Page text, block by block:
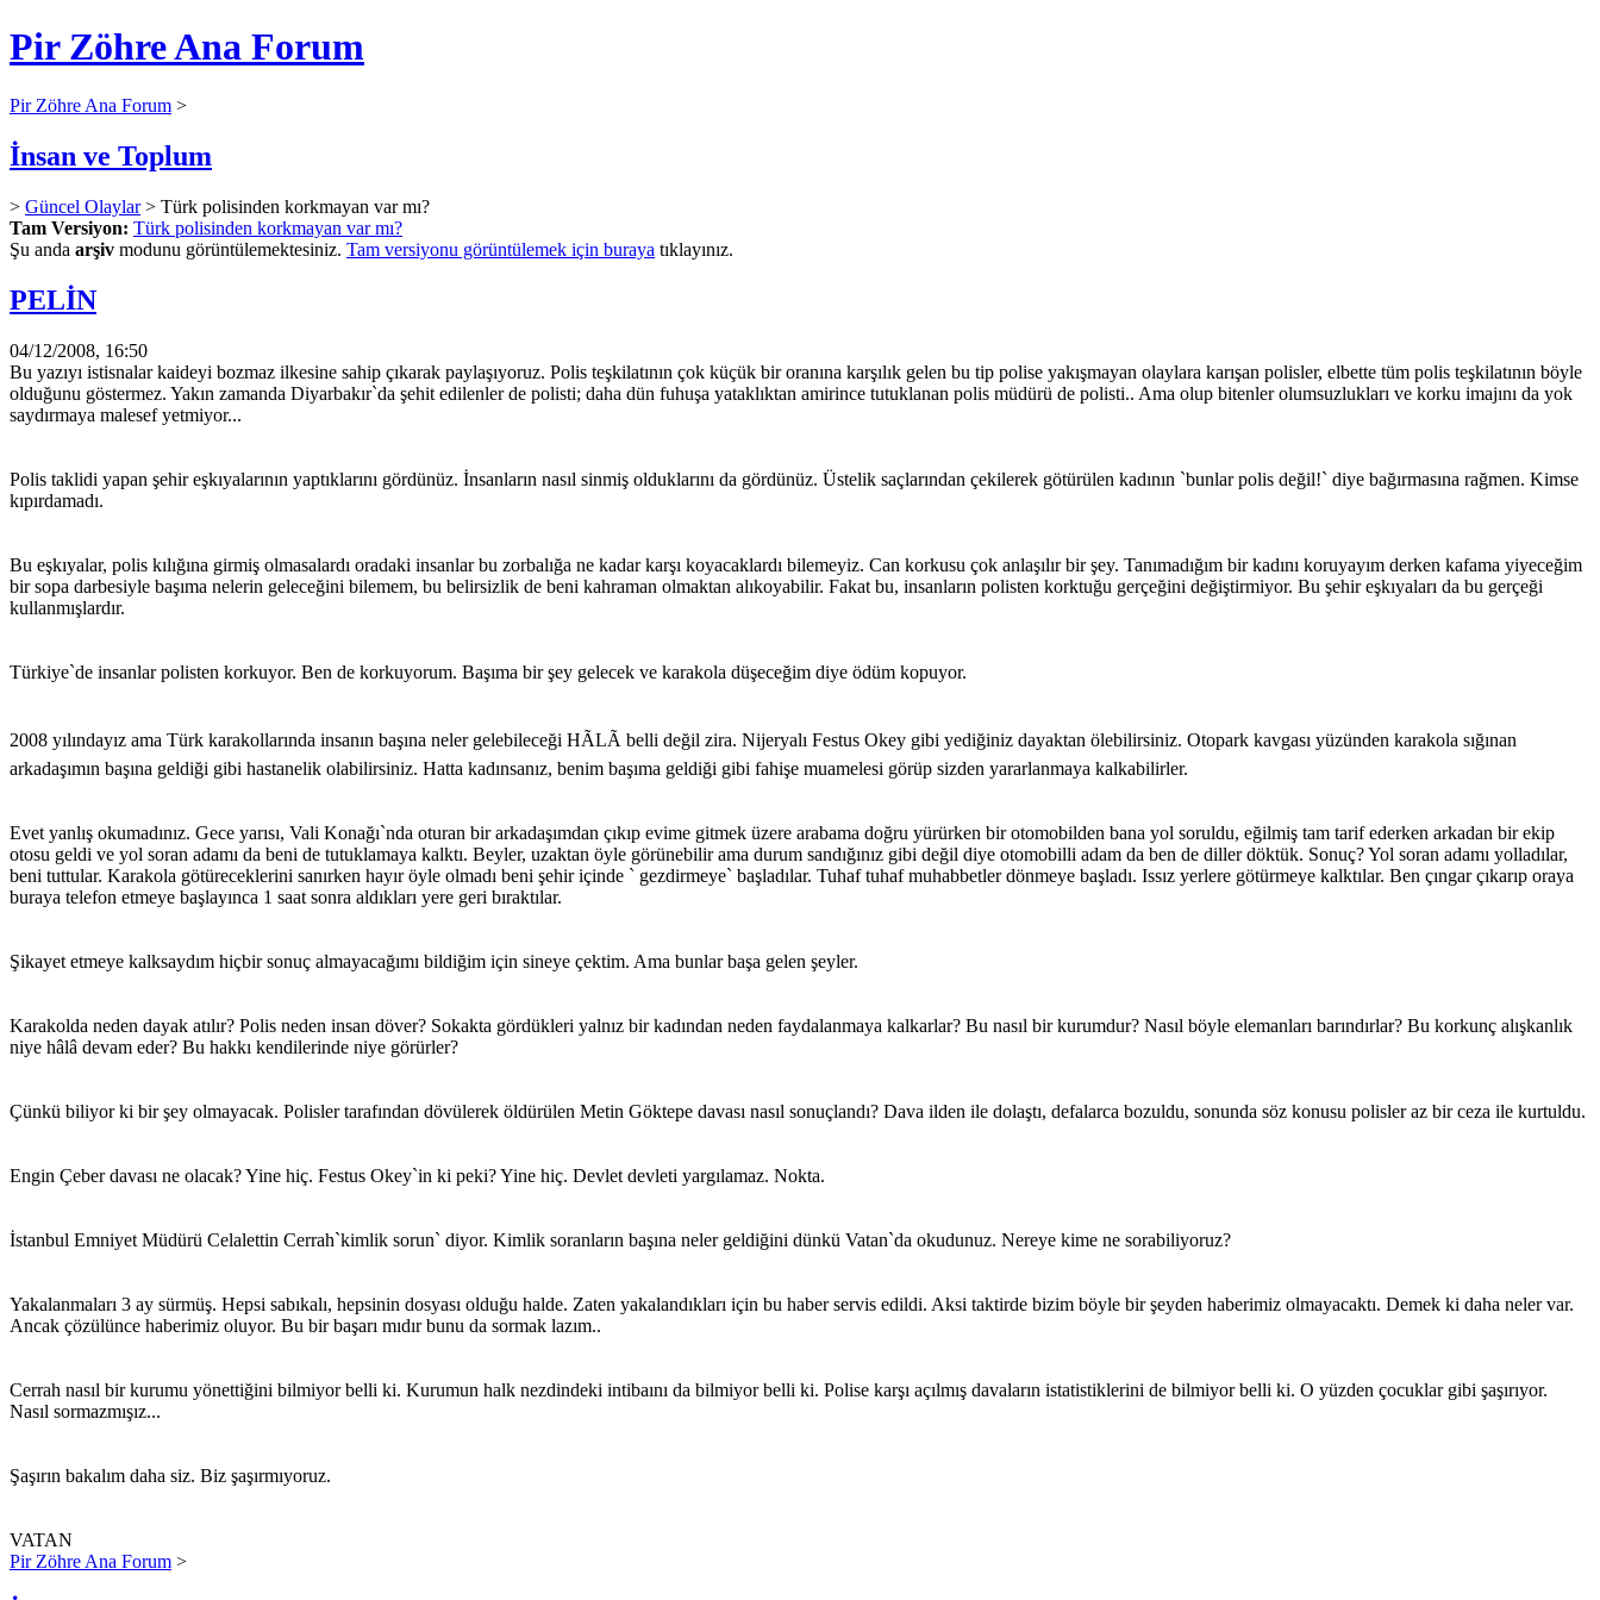
Pir Zöhre Ana Forum
Pir Zöhre Ana Forum >
İnsan ve Toplum
> Güncel Olaylar> Türk polisinden korkmayan var mı?
Tam Versiyon: Türk polisinden korkmayan var mı?
Şu anda arşiv modunu görüntülemektesiniz. Tam versiyonu görüntülemek için buraya tıklayınız.
PELİN
04/12/2008, 16:50
Bu yazıyı istisnalar kaideyi bozmaz ilkesine sahip çıkarak paylaşıyoruz. Polis teşkilatının çok küçük bir oranına karşılık gelen bu tip polise yakışmayan olaylara karışan polisler, elbette tüm polis teşkilatının böyle
olduğunu göstermez. Yakın zamanda Diyarbakır`da şehit edilenler de polisti; daha dün fuhuşa yataklıktan amirince tutuklanan polis müdürü de polisti.. Ama olup bitenler olumsuzlukları ve korku imajını da yok
saydırmaya malesef yetmiyor...
Polis taklidi yapan şehir eşkıyalarının yaptıklarını gördünüz. İnsanların nasıl sinmiş olduklarını da gördünüz. Üstelik saçlarından çekilerek götürülen kadının `bunlar polis değil!` diye bağırmasına rağmen. Kimse
kıpırdamadı.
Bu eşkıyalar, polis kılığına girmiş olmasalardı oradaki insanlar bu zorbalığa ne kadar karşı koyacaklardı bilemeyiz. Can korkusu çok anlaşılır bir şey. Tanımadığım bir kadını koruyayım derken kafama yiyeceğim
bir sopa darbesiyle başıma nelerin geleceğini bilemem, bu belirsizlik de beni kahraman olmaktan alıkoyabilir. Fakat bu, insanların polisten korktuğu gerçeğini değiştirmiyor. Bu şehir eşkıyaları da bu gerçeği
kullanmışlardır.
Türkiye`de insanlar polisten korkuyor. Ben de korkuyorum. Başıma bir şey gelecek ve karakola düşeceğim diye ödüm kopuyor.
2008 yılındayız ama Türk karakollarında insanın başına neler gelebileceği HÃLÃ belli değil zira. Nijeryalı Festus Okey gibi yediğiniz dayaktan ölebilirsiniz. Otopark kavgası yüzünden karakola sığınan
arkadaşımın başına geldiği gibi hastanelik olabilirsiniz. Hatta kadınsanız, benim başıma geldiği gibi fahişe muamelesi görüp sizden yararlanmaya kalkabilirler.
Evet yanlış okumadınız. Gece yarısı, Vali Konağı`nda oturan bir arkadaşımdan çıkıp evime gitmek üzere arabama doğru yürürken bir otomobilden bana yol soruldu, eğilmiş tam tarif ederken arkadan bir ekip
otosu geldi ve yol soran adamı da beni de tutuklamaya kalktı. Beyler, uzaktan öyle görünebilir ama durum sandığınız gibi değil diye otomobilli adam da ben de diller döktük. Sonuç? Yol soran adamı yolladılar,
beni tuttular. Karakola götüreceklerini sanırken hayır öyle olmadı beni şehir içinde ` gezdirmeye` başladılar. Tuhaf tuhaf muhabbetler dönmeye başladı. Issız yerlere götürmeye kalktılar. Ben çıngar çıkarıp oraya
buraya telefon etmeye başlayınca 1 saat sonra aldıkları yere geri bıraktılar.
Şikayet etmeye kalksaydım hiçbir sonuç almayacağımı bildiğim için sineye çektim. Ama bunlar başa gelen şeyler.
Karakolda neden dayak atılır? Polis neden insan döver? Sokakta gördükleri yalnız bir kadından neden faydalanmaya kalkarlar? Bu nasıl bir kurumdur? Nasıl böyle elemanları barındırlar? Bu korkunç alışkanlık
niye hâlâ devam eder? Bu hakkı kendilerinde niye görürler?
Çünkü biliyor ki bir şey olmayacak. Polisler tarafından dövülerek öldürülen Metin Göktepe davası nasıl sonuçlandı? Dava ilden ile dolaştı, defalarca bozuldu, sonunda söz konusu polisler az bir ceza ile kurtuldu.
Engin Çeber davası ne olacak? Yine hiç. Festus Okey`in ki peki? Yine hiç. Devlet devleti yargılamaz. Nokta.
İstanbul Emniyet Müdürü Celalettin Cerrah`kimlik sorun` diyor. Kimlik soranların başına neler geldiğini dünkü Vatan`da okudunuz. Nereye kime ne sorabiliyoruz?
Yakalanmaları 3 ay sürmüş. Hepsi sabıkalı, hepsinin dosyası olduğu halde. Zaten yakalandıkları için bu haber servis edildi. Aksi taktirde bizim böyle bir şeyden haberimiz olmayacaktı. Demek ki daha neler var.
Ancak çözülünce haberimiz oluyor. Bu bir başarı mıdır bunu da sormak lazım..
Cerrah nasıl bir kurumu yönettiğini bilmiyor belli ki. Kurumun halk nezdindeki intibaını da bilmiyor belli ki. Polise karşı açılmış davaların istatistiklerini de bilmiyor belli ki. O yüzden çocuklar gibi şaşırıyor.
Nasıl sormazmışız...
Şaşırın bakalım daha siz. Biz şaşırmıyoruz.
VATAN
Pir Zöhre Ana Forum >